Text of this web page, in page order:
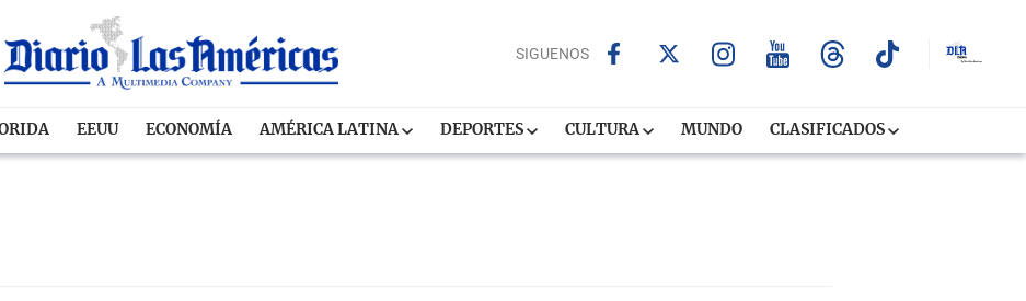
SIGUENOS
EEUU ECONOMÍA AMÉRICA LATINA DEPORTES CULTURA MUNDO CLASIFICADOS